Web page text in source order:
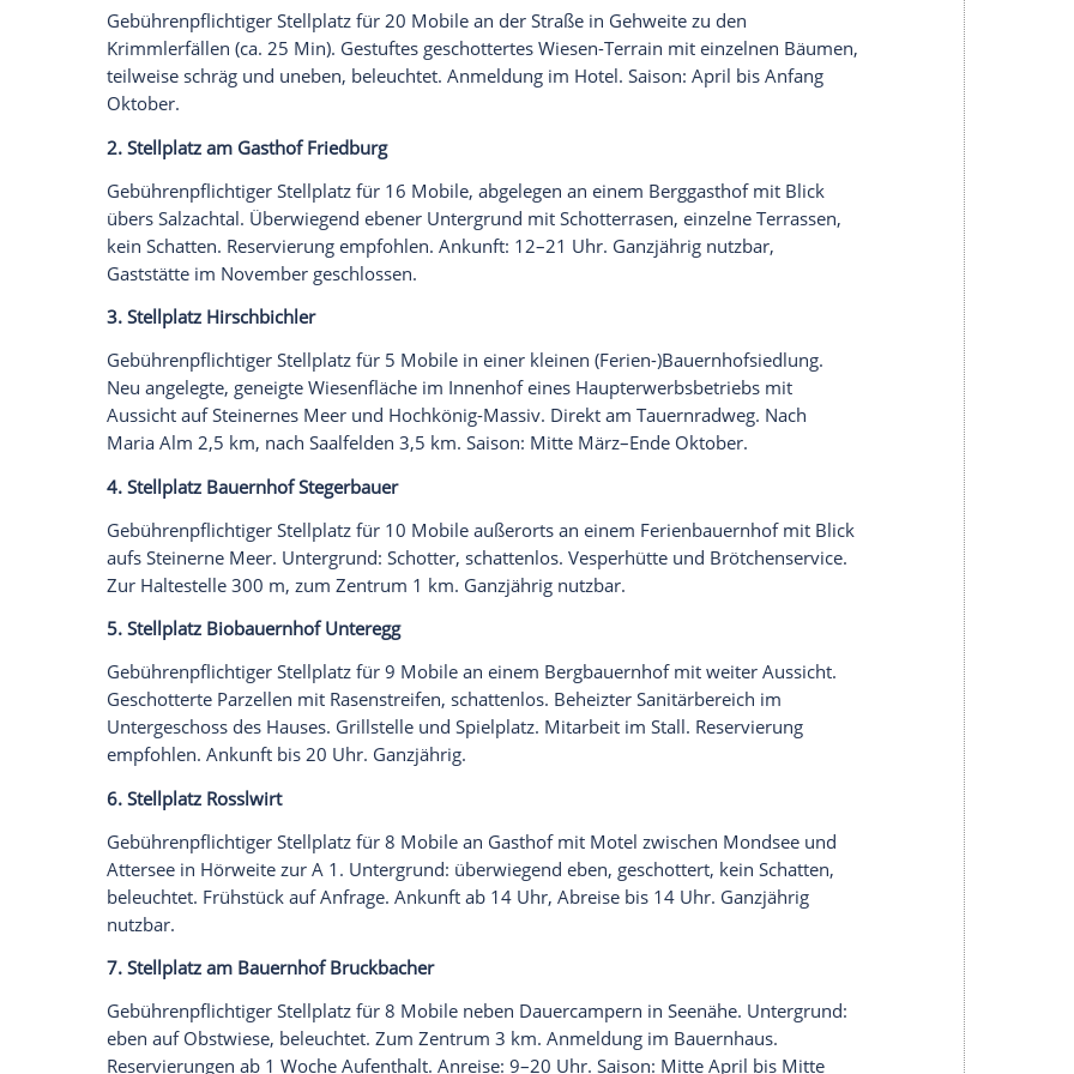
"Drehende Winde" locken am Südufer des TraunseesScharen von Kitesurfern aufs Wasser.
Früher nahm das Salz aus Hallstatt auf Schiffen über Traun und Traunsee seinen Weg in die
Welt. Über allem wacht der Traunstein (1.691 m), ein riesiger Kalksteinklotz. Geübte
Kraxler erklimmen den Berg in drei Stunden; oben eröffnet sich an klaren Tagen eine
Bad Ischl war einer der Lieblingsorte vonKaiserFranz Josephund Kaiserin Sisi
. Im Teehaus
im Kaiserpark schrieb Elisabeth Gedichte und machte ihre Turnübungen. Es birgt jetzt ein
Fotomuseum.Franz Josephging gern am Vorderen Langbathsee auf Hirschjagd; dieser
zieht heute viele Wanderer an. Ebenso wie der Vordere Gosausee, den Alexander von
Humboldt als das "Auge Gottes" pries.
Daneben bezeichnete erHallstatt als den schönsten Seeortder Welt. Die folgenden Seiten
bieten eine fast komplette Übersicht der Stellplätze in der Region. Die Plätze in Altenmarkt,
Golling und Salzburg finden Sie in der Juliausgabe von promobil.
Die besten Stellplätze in Oberösterreich
promobil zeigt 12 Stellplätze imSalzburger Landund in
1.Stellplatzam Hotel Krimmlerfälle
GebührenpflichtigerStellplatzfür 20Mobilean der Straße in Gehweite zu den
Krimmlerfällen (ca. 25 Min). Gestuftes geschottertes Wiesen-Terrain mit einzelnen Bäumen,
teilweise schräg und uneben, beleuchtet.
im Hotel. Saison: April bis Anfang
Oktober.
2.Stellplatzam Gasthof Friedburg
GebührenpflichtigerStellplatzfür 16Mobile, abgelegen an einem Berggasthof mit Blick
übers Salzachtal. Überwiegend ebener
mit Schotterrasen, einzelne Terrassen,
kein Schatten. Reservierung empfohlen. Ankunft: 12–21 Uhr. Ganzjährig nutzbar,
Gaststätte im November geschlossen.
3.StellplatzHirschbichler